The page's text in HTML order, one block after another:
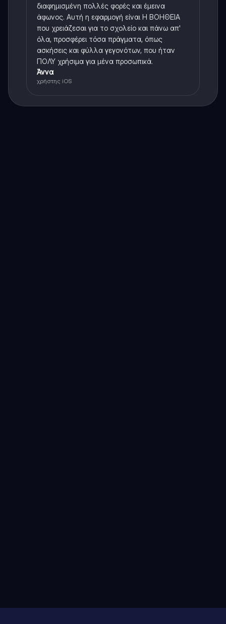
διαφημισμένη πολλές φορές και έμεινα
άφωνος. Αυτή η εφαρμογή είναι Η ΒΟΗΘΕΙΑ
που χρειάζεσαι για το σχολείο και πάνω απ'
όλα, προσφέρει τόσα πράγματα, όπως
ασκήσεις και φύλλα γεγονότων, που ήταν
ΠΟΛΥ χρήσιμα για μένα προσωπικά.
Άννα
χρήστης iOS